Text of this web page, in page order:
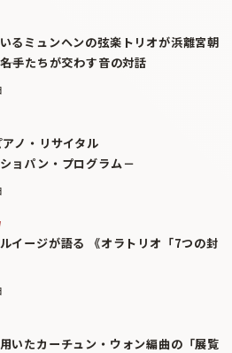
るミュンヘンの弦楽トリオが浜離宮朝
名手たちが交わす音の対話
ノ・リサイタル
ョパン・プログラム－
イージが語る 《オラトリオ「7つの封
いたカーチュン・ウォン編曲の「展覧